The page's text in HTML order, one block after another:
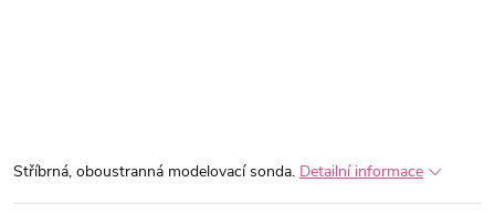
Stříbrná, oboustranná modelovací sonda. Detailní informace